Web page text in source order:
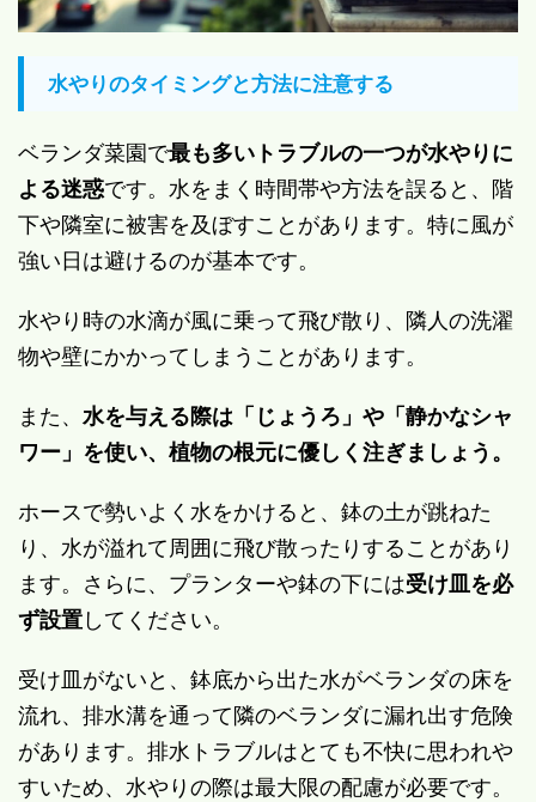
水やりのタイミングと方法に注意する
ベランダ菜園で最も多いトラブルの一つが水やりに
よる迷惑です。水をまく時間帯や方法を誤ると、階
下や隣室に被害を及ぼすことがあります。特に風が
強い日は避けるのが基本です。
水やり時の水滴が風に乗って飛び散り、隣人の洗濯
物や壁にかかってしまうことがあります。
また、 水を与える際は「じょうろ」や「静かなシャ
ワー」を使い、植物の根元に優しく注ぎましょう。
ホースで勢いよく水をかけると、鉢の土が跳ねた
り、水が溢れて周囲に飛び散ったりすることがあり
ます。さらに、プランターや鉢の下には受け皿を必
ず設置してください。
受け皿がないと、鉢底から出た水がベランダの床を
流れ、排水溝を通って隣のベランダに漏れ出す危険
があります。排水トラブルはとても不快に思われや
すいため、水やりの際は最大限の配慮が必要です。